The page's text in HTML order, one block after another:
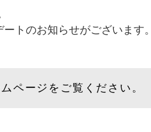
トのお知らせがございます。
ページをご覧ください。